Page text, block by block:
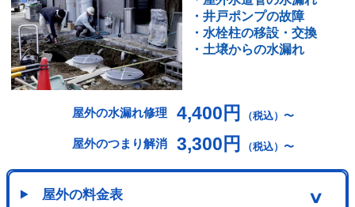
・井戸ポンプの故障
・水栓柱の移設・交換
・土壌からの水漏れ
屋外の水漏れ修理 4,400円 （税込）〜
屋外のつまり解消 3,300円 （税込）〜
屋外の料金表 ∨